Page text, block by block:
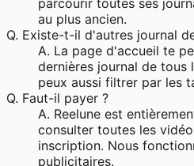
au plus ancien.
Q. Existe-t-il d'autres journal
A. La page d'accueil te
dernières journal de tous
peux aussi filtrer par les
Q. Faut-il payer ?
A. Reelune est
consulter toutes les
inscription. Nous
publicitaires.